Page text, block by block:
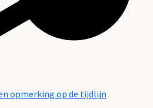
opmerking op de tijdlijn